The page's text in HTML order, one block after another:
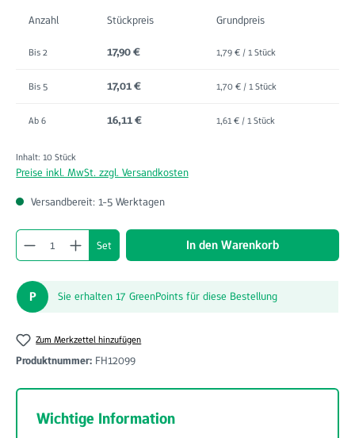
Anzahl Stückpreis Grundpreis
Bis2 17,90 € 1,79 € / 1 Stück
Bis 5 17,01 € 1,70 € / 1 Stück
Ab6 16,11 € 1,61 € / 1 Stück
Inhalt: 10 Stück
Preise inkl. MwSt. zzgl. Versandkosten
Versandbereit: 1-5 Werktagen
Produkt Anzahl: Gib den gewünschten Wert
Set In den Warenkorb
P Sie erhalten 17 GreenPoints für diese Bestellung
Zum Merkzettel hinzufügen
Produktnummer: FH12099
Wichtige Information